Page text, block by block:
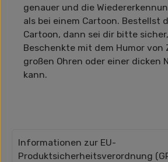
genauer und die
als bei einem Cartoon. Bestellst
Cartoon, dann sei dir bitte
Beschenkte mit dem Humor von
großen Ohren oder einer dicken
kann.
Informationen zur EU-
Produktsicherheitsverordnung